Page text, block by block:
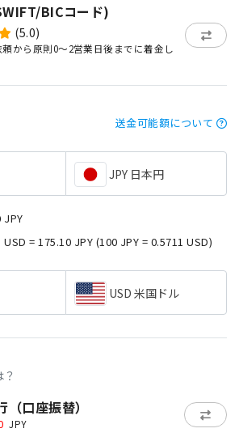
BICコード)
(5.0)
から原則0〜2営業日後までに着金し
送金可能額について
JPY 日本円
JPY
USD = 175.10 JPY (100 JPY = 0.5711 USD)
USD 米国ドル
口座振替）
JPY